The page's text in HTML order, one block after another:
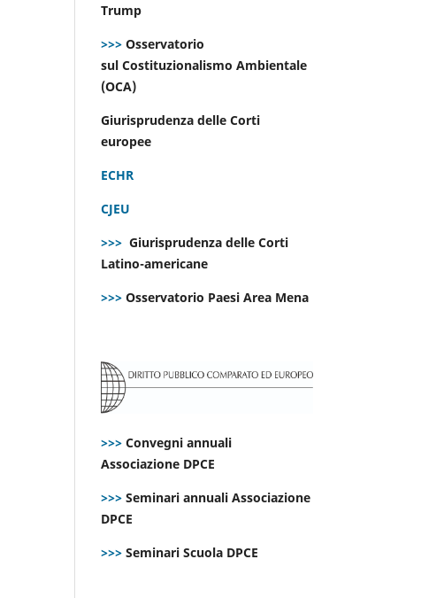
Trump
>>> Osservatorio
sul Costituzionalismo Ambientale
(OCA)
Giurisprudenza delle Corti
europee
ECHR
CJEU
>>> Giurisprudenza delle Corti
Latino-americane
>>> Osservatorio Paesi Area Mena
>>> Convegni annuali
Associazione DPCE
>>> Seminari annuali Associazione
DPCE
>>> Seminari Scuola DPCE